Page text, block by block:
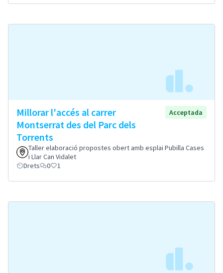
Millorar l'accés al carrer
Montserrat des del Parc dels
Torrents
Acceptada
Taller elaboració propostes obert amb esplai Pubilla Cases
i Llar Can Vidalet
Drets
0 1